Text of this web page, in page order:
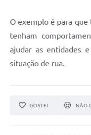
O exemplo é para
tenham
ajudar as entidades
situação de rua.
GOSTEI NÃO